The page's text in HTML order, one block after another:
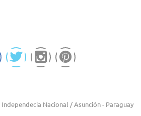
Independecia Nacional / Asunción - Paraguay